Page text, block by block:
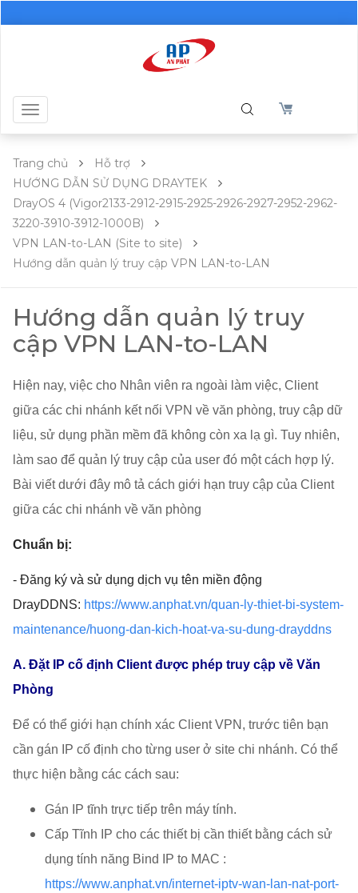
Toggle
navigation
Trang chủ
Hỗ trợ
HƯỚNG DẪN SỬ DỤNG DRAYTEK
DrayOS 4 (Vigor2133-2912-2915-2925-2926-2927-2952-2962-
3220-3910-3912-1000B)
VPN LAN-to-LAN (Site to site)
Hướng dẫn quản lý truy cập VPN LAN-to-LAN
Hướng dẫn quản lý truy
cập VPN LAN-to-LAN
Hiện nay, việc cho Nhân viên ra ngoài làm việc, Client
giữa các chi nhánh kết nối VPN về văn phòng, truy cập dữ
liệu, sử dụng phần mềm đã không còn xa lạ gì. Tuy nhiên,
làm sao để quản lý truy cập của user đó một cách hợp lý.
Bài viết dưới đây mô tả cách giới hạn truy cập của Client
giữa các chi nhánh về văn phòng
Chuẩn bị:
- Đăng ký và sử dụng dịch vụ tên miền động
DrayDDNS: https://www.anphat.vn/quan-ly-thiet-bi-system-
maintenance/huong-dan-kich-hoat-va-su-dung-drayddns
A. Đặt IP cố định Client được phép truy cập về Văn
Phòng
Để có thể giới hạn chính xác Client VPN, trước tiên bạn
cần gán IP cố định cho từng user ở site chi nhánh. Có thể
thực hiện bằng các cách sau:
Gán IP tĩnh trực tiếp trên máy tính.
Cấp Tĩnh IP cho các thiết bị cần thiết bằng cách sử
dụng tính năng Bind IP to MAC :
https://www.anphat.vn/internet-iptv-wan-lan-nat-port-